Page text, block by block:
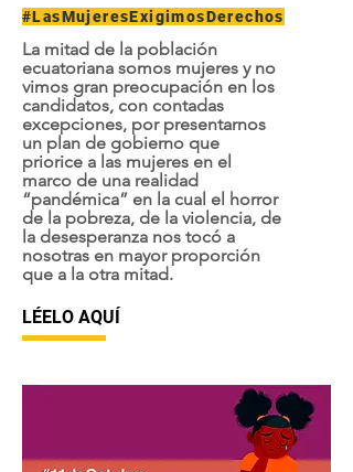
#LasMujeresExigimosDerechos
La mitad de la población
ecuatoriana somos mujeres y no
vimos gran preocupación en los
candidatos, con contadas
excepciones, por presentarnos
un plan de gobierno que
priorice a las mujeres en el
marco de una realidad
“pandémica” en la cual el horror
de la pobreza, de la violencia, de
la desesperanza nos tocó a
nosotras en mayor proporción
que a la otra mitad.
LÉELO AQUÍ